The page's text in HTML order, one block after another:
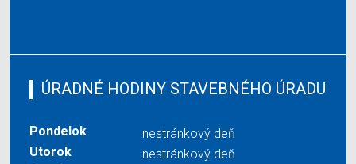
ÚRADNÉ HODINY STAVEBNÉHO ÚRADU
Pondelok
nestránkový deň
Utorok
nestránkový deň